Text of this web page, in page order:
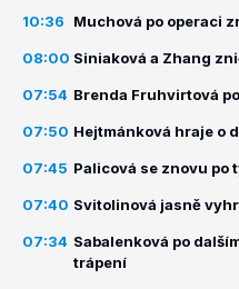
10:36 Muchová po operaci
08:00 Siniaková a Zhang
07:54 Brenda Fruhvirtová
07:50 Hejtmánková hraje o
07:45 Palicová se znovu po
07:40 Svitolinová jasně
07:34 Sabalenková po
trápení